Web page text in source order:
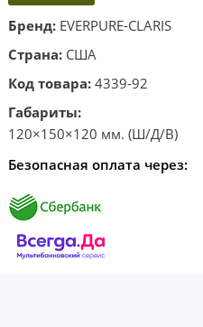
корзину
в один
клик
Бренд: EVERPURE-CLARIS
Страна: США
Код товара: 4339-92
Габариты:
120×150×120 мм. (Ш/Д/В)
Безопасная оплата через: